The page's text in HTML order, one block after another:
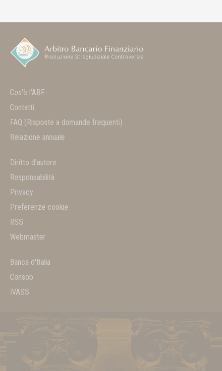
Cos'è l'ABF
Contatti
FAQ (Risposte a domande frequenti)
Relazione annuale
Diritto d'autore
Responsabilità
Privacy
Preferenze cookie
RSS
Webmaster
Banca d'Italia
Consob
IVASS